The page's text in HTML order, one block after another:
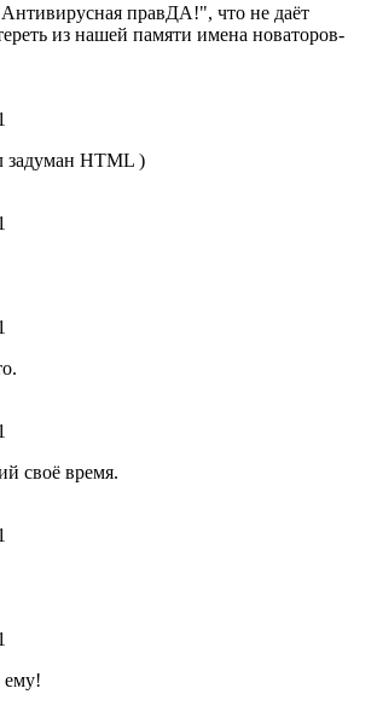
правДА!", что не даёт
из нашей памяти имена новаторов-
задуман HTML )
своё время.
ему!